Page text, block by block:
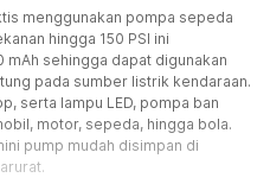
menggunakan pompa sepeda
hingga 150 PSI ini
sehingga dapat digunakan
pada sumber listrik kendaraan.
serta lampu LED, pompa ban
motor, sepeda, hingga bola.
pump mudah disimpan di